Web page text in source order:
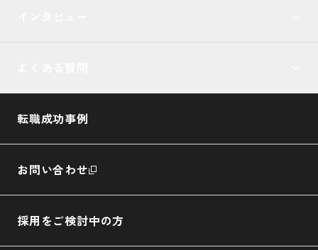
転職成功事例
お問い合わせ
採用をご検討中の方